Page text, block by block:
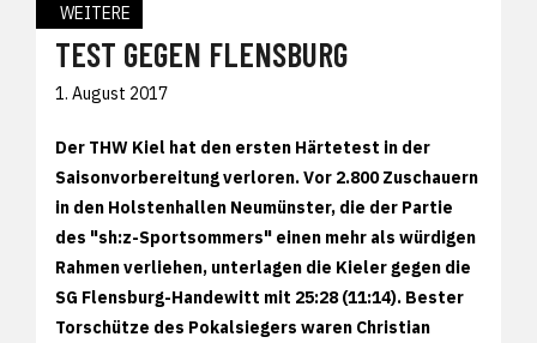
WEITERE
TEST GEGEN FLENSBURG
1. August 2017
Der THW Kiel hat den ersten Härtetest in der
Saisonvorbereitung verloren. Vor 2.800 Zuschauern
in den Holstenhallen Neumünster, die der Partie
des "sh:z-Sportsommers" einen mehr als würdigen
Rahmen verliehen, unterlagen die Kieler gegen die
SG Flensburg-Handewitt mit 25:28 (11:14). Bester
Torschütze des Pokalsiegers waren Christian